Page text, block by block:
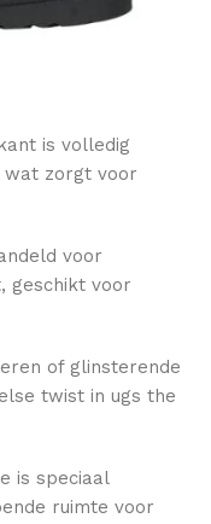
is volledig
wat zorgt voor
voor
geschikt voor
of glinsterende
twist in ugs the
is speciaal
ruimte voor